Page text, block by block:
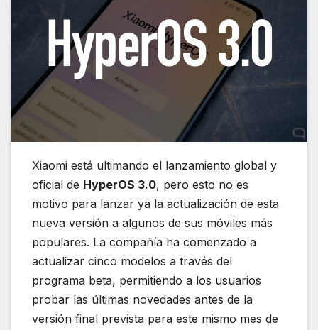
Xiaomi está ultimando el lanzamiento global y
oficial de HyperOS 3.0, pero esto no es
motivo para lanzar ya la actualización de esta
nueva versión a algunos de sus móviles más
populares. La compañía ha comenzado a
actualizar cinco modelos a través del
programa beta, permitiendo a los usuarios
probar las últimas novedades antes de la
versión final prevista para este mismo mes de